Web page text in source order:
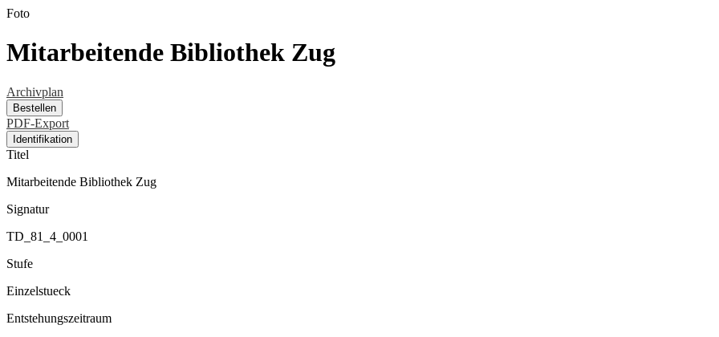
Foto
Mitarbeitende Bibliothek Zug
Archivplan
Bestellen
PDF-Export
Identifikation
Titel
Mitarbeitende Bibliothek Zug
Signatur
TD_81_4_0001
Stufe
Einzelstueck
Entstehungszeitraum